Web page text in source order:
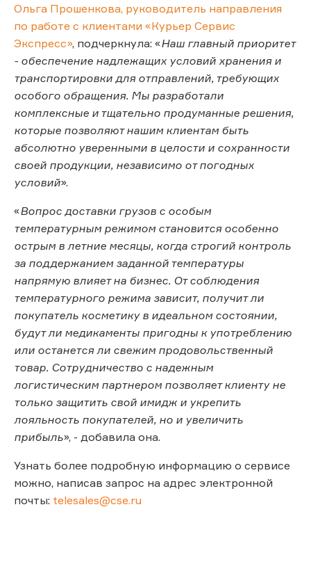
Ольга Прошенкова, руководитель направления
по работе с клиентами «Курьер Сервис
Экспресс», подчеркнула: «Наш главный приоритет
- обеспечение надлежащих условий хранения и
транспортировки для отправлений, требующих
особого обращения. Мы разработали
комплексные и тщательно продуманные решения,
которые позволяют нашим клиентам быть
абсолютно уверенными в целости и сохранности
своей продукции, независимо от погодных
условий».
«Вопрос доставки грузов с особым
температурным режимом становится особенно
острым в летние месяцы, когда строгий контроль
за поддержанием заданной температуры
напрямую влияет на бизнес. От соблюдения
температурного режима зависит, получит ли
покупатель косметику в идеальном состоянии,
будут ли медикаменты пригодны к употреблению
или останется ли свежим продовольственный
товар. Сотрудничество с надежным
логистическим партнером позволяет клиенту не
только защитить свой имидж и укрепить
лояльность покупателей, но и увеличить
прибыль», - добавила она.
Узнать более подробную информацию о сервисе
можно, написав запрос на адрес электронной
почты: telesales@cse.ru